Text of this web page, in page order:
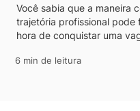
Você sabia que a maneira
trajetória profissional
hora de conquistar uma
6 min de leitura